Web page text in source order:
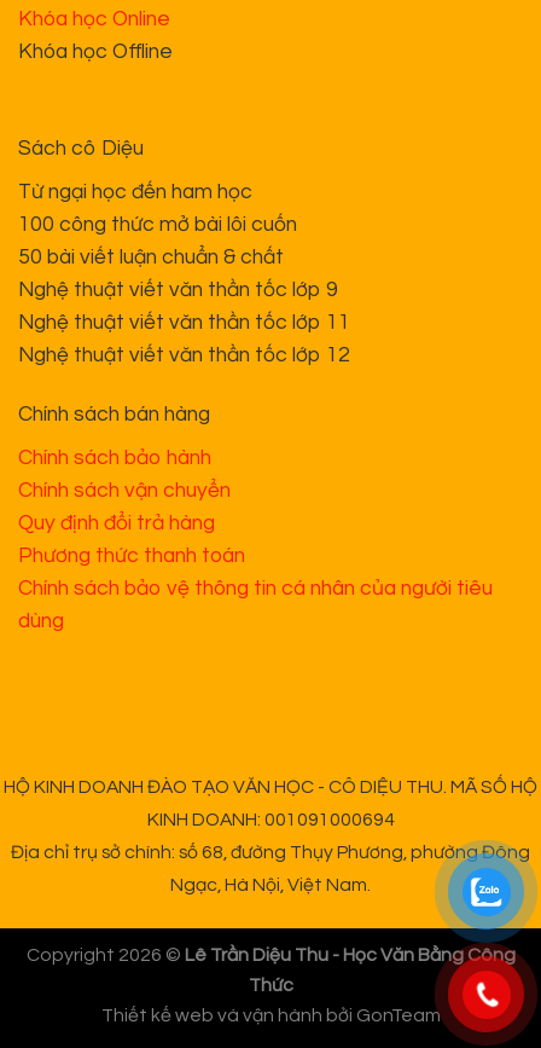
Khóa học Online
Khóa học Offline
Sách cô Diệu
Từ ngại học đến ham học
100 công thức mở bài lôi cuốn
50 bài viết luận chuẩn & chất
Nghệ thuật viết văn thần tốc lớp 9
Nghệ thuật viết văn thần tốc lớp 11
Nghệ thuật viết văn thần tốc lớp 12
Chính sách bán hàng
Chính sách bảo hành
Chính sách vận chuyển
Quy định đổi trả hàng
Phương thức thanh toán
Chính sách bảo vệ thông tin cá nhân của người tiêu
dùng
HỘ KINH DOANH ĐÀO TẠO VĂN HỌC - CÔ DIỆU THU. MÃ SỐ HỘ
KINH DOANH: 001091000694
Địa chỉ trụ sở chính: số 68, đường Thụy Phương, phường Đông
Ngạc, Hà Nội, Việt Nam.
Copyright 2026 © Lê Trần Diệu Thu - Học Văn Bằng Công
Thức
Thiết kế web và vận hành bởi GonTeam